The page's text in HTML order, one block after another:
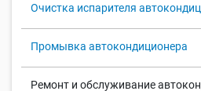
Очистка испарителя
Промывка автокондиционера
Ремонт и обслуживание